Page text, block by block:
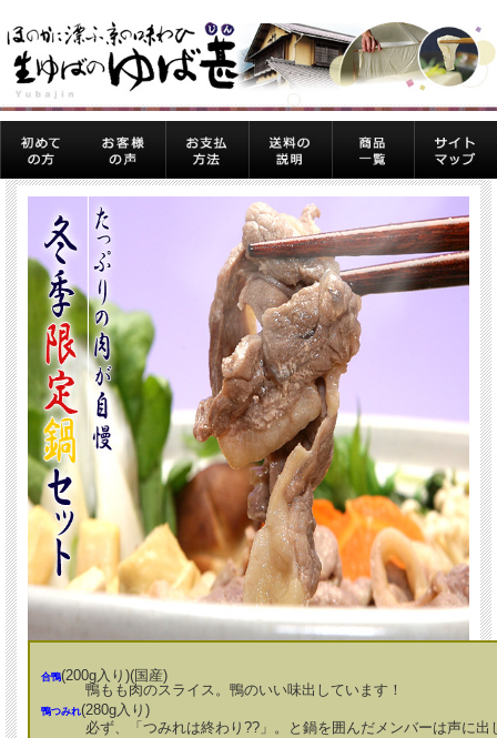
合鴨(200g入り)(国産)
鴨もも肉のスライス。鴨のいい味出しています！
鴨つみれ(280g入り)
必ず、「つみれは終わり??」。と鍋を囲んだメンバーは声に出